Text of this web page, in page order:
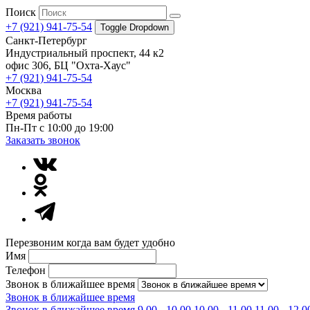
Поиск
+7 (921) 941-75-54
Toggle Dropdown
Санкт-Петербург
Индустриальный проспект, 44 к2
офис 306, БЦ "Охта-Хаус"
+7 (921) 941-75-54
Москва
+7 (921) 941-75-54
Время работы
Пн-Пт с 10:00 до 19:00
Заказать звонок
Перезвоним когда вам будет удобно
Имя
Телефон
Звонок в ближайшее время
Звонок в ближайшее время